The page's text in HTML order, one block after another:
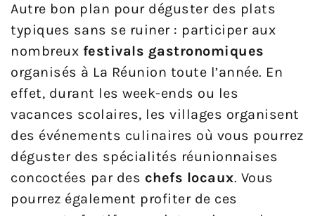
Autre bon plan pour déguster des plats
typiques sans se ruiner : participer aux
nombreux festivals gastronomiques
organisés à La Réunion toute l’année. En
effet, durant les week-ends ou les
vacances scolaires, les villages organisent
des événements culinaires où vous pourrez
déguster des spécialités réunionnaises
concoctées par des chefs locaux. Vous
pourrez également profiter de ces